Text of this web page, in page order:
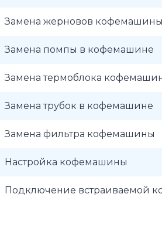
Замена жерновов кофемашины
Замена помпы в кофемашине
Замена термоблока
Замена трубок в кофемашине
Замена фильтра кофемашины
Настройка кофемашины
Подключение встраиваемой